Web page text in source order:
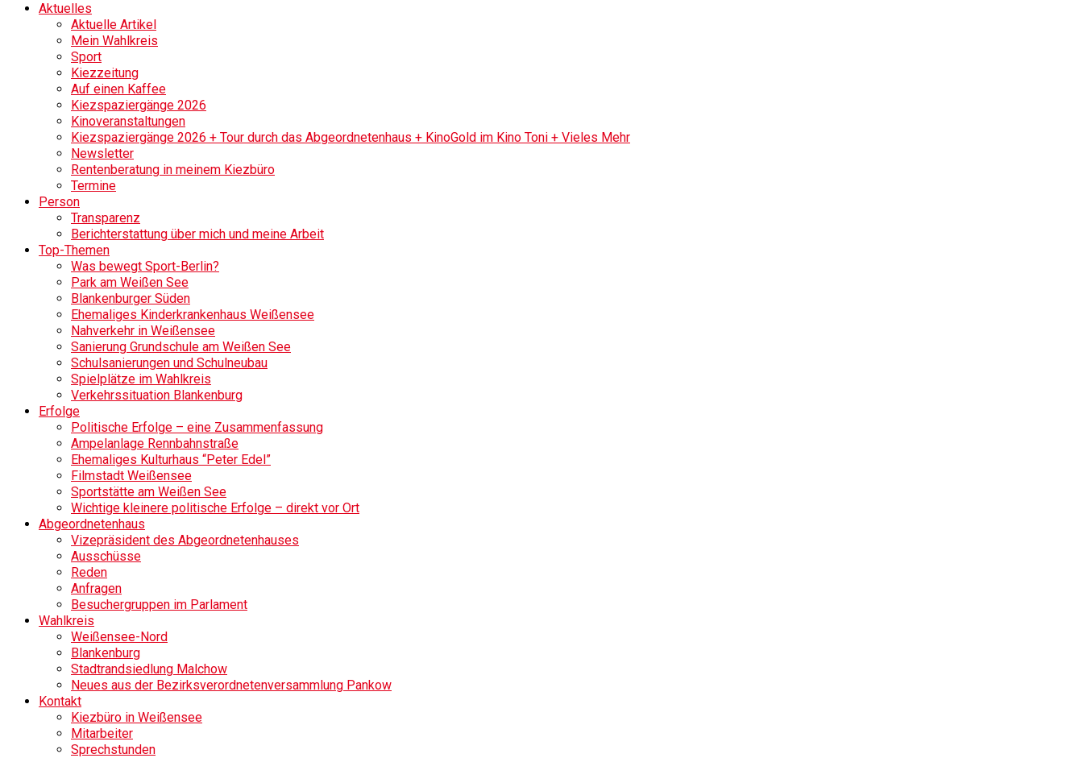
Aktuelles
Aktuelle Artikel
Mein Wahlkreis
Sport
Kiezzeitung
Auf einen Kaffee
Kiezspaziergänge 2026
Kinoveranstaltungen
Kiezspaziergänge 2026 + Tour durch das Abgeordnetenhaus + KinoGold im Kino Toni + Vieles Mehr
Newsletter
Rentenberatung in meinem Kiezbüro
Termine
Person
Transparenz
Berichterstattung über mich und meine Arbeit
Top-Themen
Was bewegt Sport-Berlin?
Park am Weißen See
Blankenburger Süden
Ehemaliges Kinderkrankenhaus Weißensee
Nahverkehr in Weißensee
Sanierung Grundschule am Weißen See
Schulsanierungen und Schulneubau
Spielplätze im Wahlkreis
Verkehrssituation Blankenburg
Erfolge
Politische Erfolge – eine Zusammenfassung
Ampelanlage Rennbahnstraße
Ehemaliges Kulturhaus “Peter Edel”
Filmstadt Weißensee
Sportstätte am Weißen See
Wichtige kleinere politische Erfolge – direkt vor Ort
Abgeordnetenhaus
Vizepräsident des Abgeordnetenhauses
Ausschüsse
Reden
Anfragen
Besuchergruppen im Parlament
Wahlkreis
Weißensee-Nord
Blankenburg
Stadtrandsiedlung Malchow
Neues aus der Bezirksverordnetenversammlung Pankow
Kontakt
Kiezbüro in Weißensee
Mitarbeiter
Sprechstunden